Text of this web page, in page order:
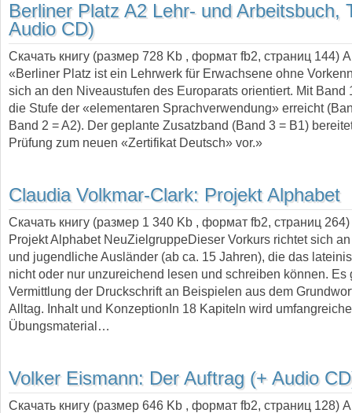
Berliner Platz A2 Lehr- und Arbeitsbuch,
Audio CD)
Скачать книгу (размер 728 Kb , формат fb2, страниц 144)
«Berliner Platz ist ein Lehrwerk für Erwachsene ohne
sich an den Niveaustufen des Europarats orientiert. Mit Band
die Stufe der «elementaren Sprachverwendung» erreicht
Band 2 = A2). Der geplante Zusatzband (Band 3 = B1)
Prüfung zum neuen «Zertifikat Deutsch» vor.»
Claudia Volkmar-Clark: Projekt Alphabet
Скачать книгу (размер 1 340 Kb , формат fb2, страниц 264
Projekt Alphabet NeuZielgruppeDieser Vorkurs richtet sich
und jugendliche Ausländer (ab ca. 15 Jahren), die das
nicht oder nur unzureichend lesen und schreiben können. Es
Vermittlung der Druckschrift an Beispielen aus dem
Alltag. Inhalt und KonzeptionIn 18 Kapiteln wird
Übungsmaterial…
Volker Eismann: Der Auftrag (+ Audio
Скачать книгу (размер 646 Kb , формат fb2, страниц 128)